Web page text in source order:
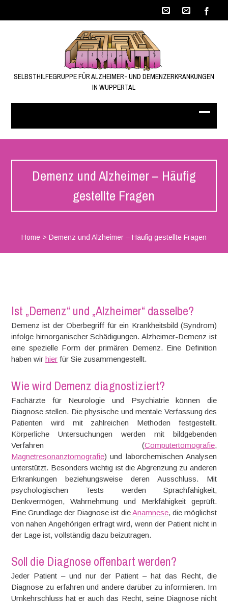
SELBSTHILFEGRUPPE FÜR ALZHEIMER- UND DEMENZERKRANKUNGEN
IN WUPPERTAL
Demenz und Alzheimer – Häufig
gestellte Fragen
Home> Demenz und Alzheimer – Häufig gestellte Fragen
Ist „Demenz“ und „Alzheimer“ dasselbe?
Demenz ist der Oberbegriff für ein Krankheitsbild (Syndrom)
infolge hirnorganischer Schädigungen. Alzheimer-Demenz ist
eine spezielle Form der primären Demenz. Eine Definition
haben wirhier für Sie zusammengestellt.
Wie wird Demenz diagnostiziert?
Fachärzte für Neurologie und Psychiatrie können die
Diagnose stellen. Die physische und mentale Verfassung des
Patienten wird mit zahlreichen Methoden festgestellt.
Körperliche Untersuchungen werden mit bildgebenden
Verfahren (Computertomografie,
Magnetresonanztomografie) und laborchemischen Analysen
unterstützt. Besonders wichtig ist die Abgrenzung zu anderen
Erkrankungen beziehungsweise deren Ausschluss. Mit
psychologischen Tests werden Sprachfähigkeit,
Denkvermögen, Wahrnehmung und Merkfähigkeit geprüft.
Eine Grundlage der Diagnose ist dieAnamnese, die möglichst
von nahen Angehörigen erfragt wird, wenn der Patient nicht in
der Lage ist, vollständig dazu beizutragen.
Soll die Diagnose offenbart werden?
Jeder Patient – und nur der Patient – hat das Recht, die
Diagnose zu erfahren und andere darüber zu informieren. Im
Umkehrschluss hat er auch das Recht, seine Diagnose nicht